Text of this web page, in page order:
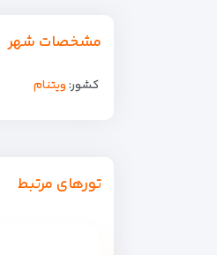
مشخصات شهر
کشور:ویتنام
تورهای مرتبط